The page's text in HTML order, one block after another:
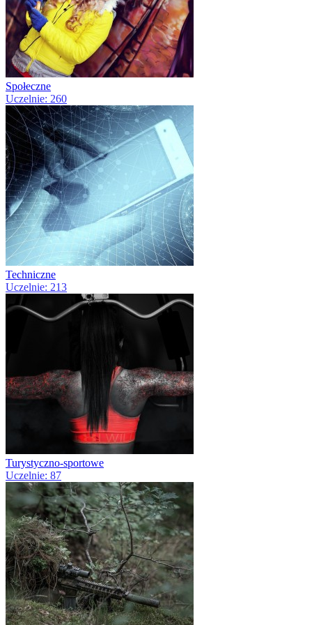
Społeczne
Uczelnie: 260
Techniczne
Uczelnie: 213
Turystyczno-sportowe
Uczelnie: 87